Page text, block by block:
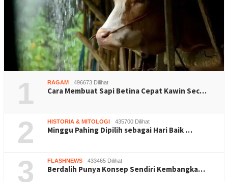
1 RAGAM 496673 Dilihat
Cara Membuat Sapi Betina Cepat Kawin Sec…
2 HISTORIA & MITOLOGI 435700 Dilihat
Minggu Pahing Dipilih sebagai Hari Baik …
3 FLASHNEWS 433465 Dilihat
Berdalih Punya Konsep Sendiri Kembangka…